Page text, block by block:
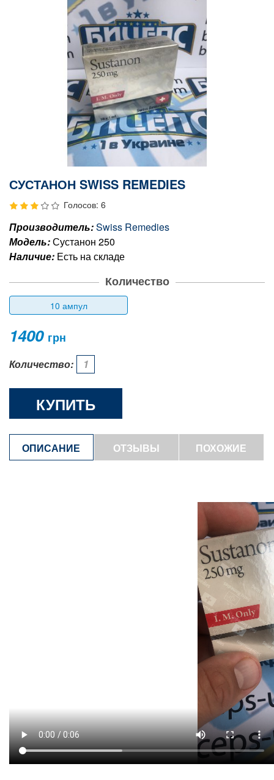
СУСТАНОН SWISS REMEDIES
Голосов: 6
Производитель:Swiss Remedies
Модель:Сустанон 250
Наличие: Есть на складе
Количество
10 ампул
1400 грн
Количество:
КУПИТЬ
ОПИСАНИЕ ОТЗЫВЫ
ПОХОЖИЕ